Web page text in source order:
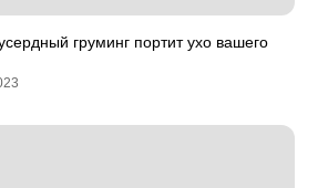
груминг портит ухо вашего